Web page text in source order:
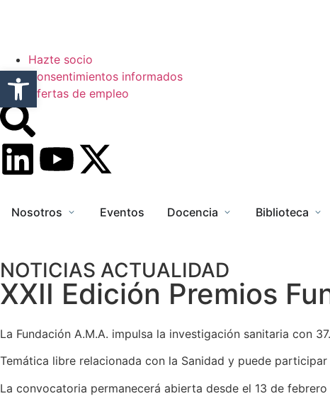
Hazte socio
Consentimientos informados
Ofertas de empleo
Nosotros Eventos Docencia Biblioteca
NOTICIAS ACTUALIDAD
XXII Edición Premios
La Fundación A.M.A. impulsa la investigación sanitaria con
Temática libre relacionada con la Sanidad y puede
La convocatoria permanecerá abierta desde el 13 de
Abrir barra de herramientas